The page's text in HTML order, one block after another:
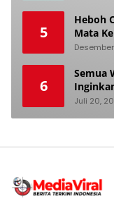
5
Heboh
Mata
6
Semua
Juli 20,